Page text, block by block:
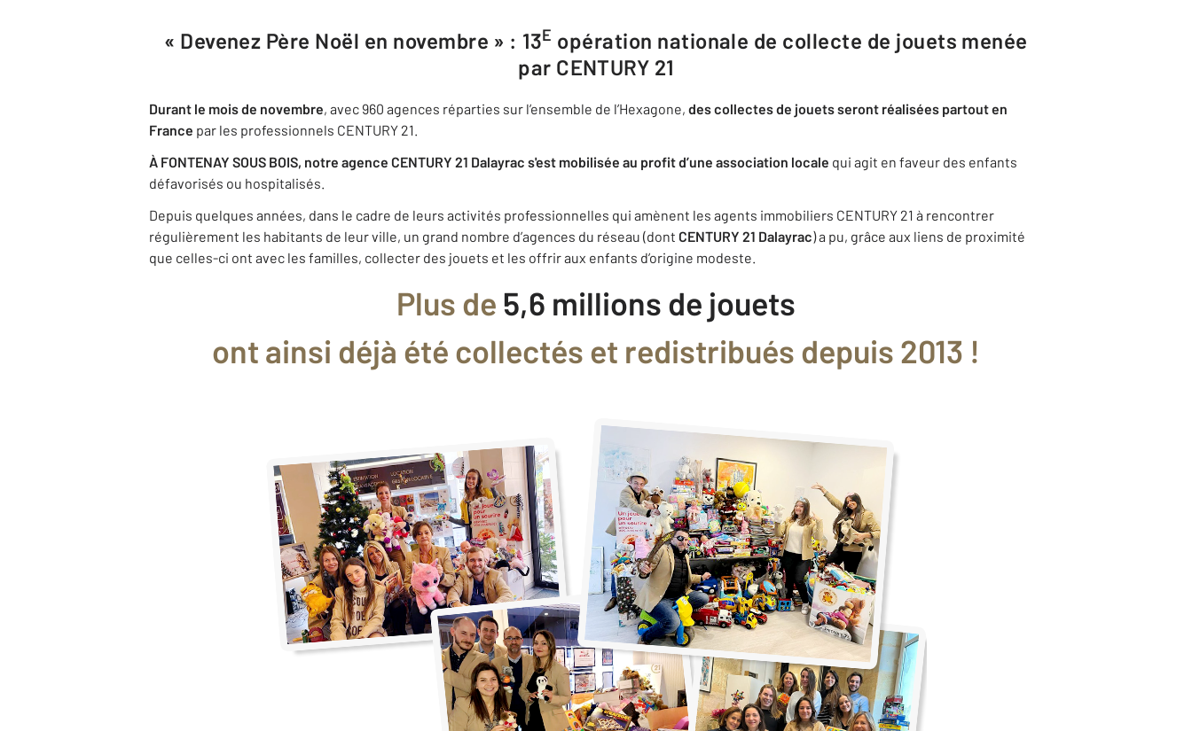
« Devenez Père Noël en novembre » : 13e opération nationale de collecte de jouets menée
par CENTURY 21
Durant le mois de novembre, avec 960 agences réparties sur l’ensemble de l’Hexagone, des collectes de jouets seront réalisées partout en
France par les professionnels CENTURY 21.
À FONTENAY SOUS BOIS, notre agence CENTURY 21 Dalayrac s'est mobilisée au profit d’une association locale qui agit en faveur des enfants
défavorisés ou hospitalisés.
Depuis quelques années, dans le cadre de leurs activités professionnelles qui amènent les agents immobiliers CENTURY 21 à rencontrer
régulièrement les habitants de leur ville, un grand nombre d’agences du réseau (dont CENTURY 21 Dalayrac) a pu, grâce aux liens de proximité
que celles-ci ont avec les familles, collecter des jouets et les offrir aux enfants d’origine modeste.
Plus de 5,6 millions de jouets
ont ainsi déjà été collectés et redistribués depuis 2013 !